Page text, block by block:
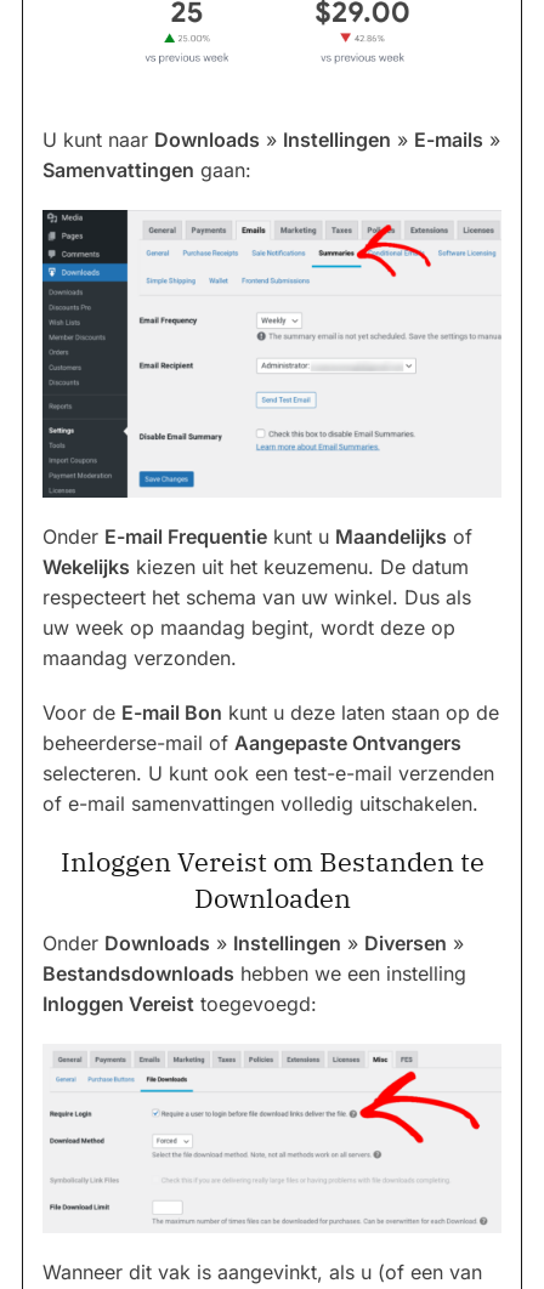
U kunt naar Downloads » Instellingen » E-mails »
Samenvattingen gaan:
Onder E-mail Frequentie kunt u Maandelijks of
Wekelijks kiezen uit het keuzemenu. De datum
respecteert het schema van uw winkel. Dus als
uw week op maandag begint, wordt deze op
maandag verzonden.
Voor de E-mail Bon kunt u deze laten staan op de
beheerderse-mail of Aangepaste Ontvangers
selecteren. U kunt ook een test-e-mail verzenden
of e-mail samenvattingen volledig uitschakelen.
Inloggen Vereist om Bestanden te
Downloaden
Onder Downloads » Instellingen » Diversen »
Bestandsdownloads hebben we een instelling
Inloggen Vereist toegevoegd:
Wanneer dit vak is aangevinkt, als u (of een van